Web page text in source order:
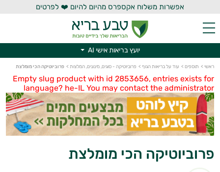
אפשרות משלוח אקספרס מהיום להיום ❤️ לפרטים
יועץ בריאות אישי AI
ראשי > תוספים > עוד על בריאות הגוף > פרוביוטיקה - סוגים, מינונים, המלצות > פרוביוטיקה הכי מומלצת
Empty slug product with id 2853656, entries exists for
language? he-IL You may contact the administrator
פרוביוטיקה הכי מומלצת
יועץ בריאות אישי AI